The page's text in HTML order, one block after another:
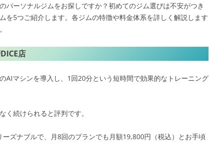
パーソナルジムをお探しですか？初めてのジム選びは不安がつき
を5つご紹介します。各ジムの特徴や料金体系を詳しく解説します
店
AIマシンを導入し、1回20分という短時間で効果的なトレーニング
く続けられると評判です。
ズナブルで、月8回のプランでも月額19,800円（税込）とお手頃